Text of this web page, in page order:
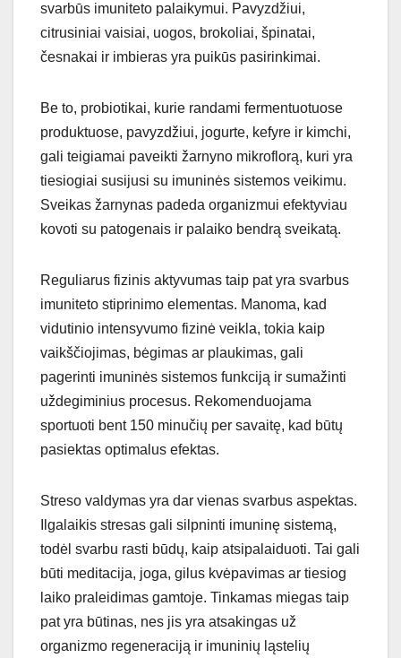
svarbūs imuniteto palaikymui. Pavyzdžiui,
citrusiniai vaisiai, uogos, brokoliai, špinatai,
česnakai ir imbieras yra puikūs pasirinkimai.
Be to, probiotikai, kurie randami fermentuotuose
produktuose, pavyzdžiui, jogurte, kefyre ir kimchi,
gali teigiamai paveikti žarnyno mikroflorą, kuri yra
tiesiogiai susijusi su imuninės sistemos veikimu.
Sveikas žarnynas padeda organizmui efektyviau
kovoti su patogenais ir palaiko bendrą sveikatą.
Reguliarus fizinis aktyvumas taip pat yra svarbus
imuniteto stiprinimo elementas. Manoma, kad
vidutinio intensyvumo fizinė veikla, tokia kaip
vaikščiojimas, bėgimas ar plaukimas, gali
pagerinti imuninės sistemos funkciją ir sumažinti
uždegiminius procesus. Rekomenduojama
sportuoti bent 150 minučių per savaitę, kad būtų
pasiektas optimalus efektas.
Streso valdymas yra dar vienas svarbus aspektas.
Ilgalaikis stresas gali silpninti imuninę sistemą,
todėl svarbu rasti būdų, kaip atsipalaiduoti. Tai gali
būti meditacija, joga, gilus kvėpavimas ar tiesiog
laiko praleidimas gamtoje. Tinkamas miegas taip
pat yra būtinas, nes jis yra atsakingas už
organizmo regeneraciją ir imuninių ląstelių